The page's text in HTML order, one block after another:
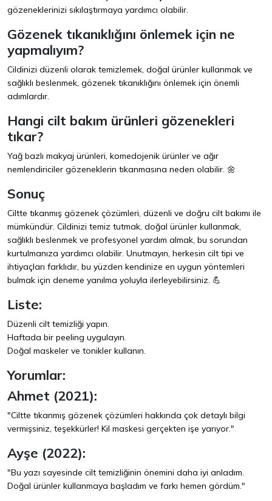
gözeneklerinizi sıkılaştırmaya yardımcı olabilir.
Gözenek tıkanıklığını önlemek için ne
yapmalıyım?
Cildinizi düzenli olarak temizlemek, doğal ürünler kullanmak ve
sağlıklı beslenmek, gözenek tıkanıklığını önlemek için önemli
adımlardır.
Hangi cilt bakım ürünleri gözenekleri
tıkar?
Yağ bazlı makyaj ürünleri, komedojenik ürünler ve ağır
nemlendiriciler gözeneklerin tıkanmasına neden olabilir. 🌼
Sonuç
Ciltte tıkanmış gözenek çözümleri, düzenli ve doğru cilt bakımı ile
mümkündür. Cildinizi temiz tutmak, doğal ürünler kullanmak,
sağlıklı beslenmek ve profesyonel yardım almak, bu sorundan
kurtulmanıza yardımcı olabilir. Unutmayın, herkesin cilt tipi ve
ihtiyaçları farklıdır, bu yüzden kendinize en uygun yöntemleri
bulmak için deneme yanılma yoluyla ilerleyebilirsiniz. 💪
Liste:
Düzenli cilt temizliği yapın.
Haftada bir peeling uygulayın.
Doğal maskeler ve tonikler kullanın.
Yorumlar:
Ahmet (2021):
"Ciltte tıkanmış gözenek çözümleri hakkında çok detaylı bilgi
vermişsiniz, teşekkürler! Kil maskesi gerçekten işe yarıyor."
Ayşe (2022):
"Bu yazı sayesinde cilt temizliğinin önemini daha iyi anladım.
Doğal ürünler kullanmaya başladım ve farkı hemen gördüm."